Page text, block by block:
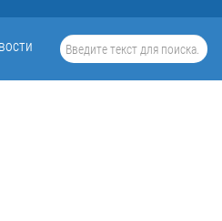
Искать...